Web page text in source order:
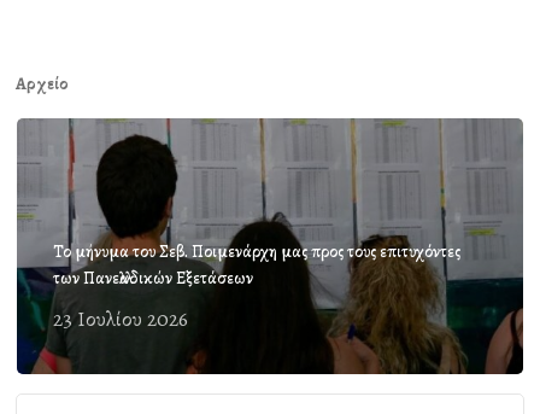
Αρχείο
Το μήνυμα του Σεβ. Ποιμενάρχη μας προς τους επιτυχόντες
των Πανελλαδικών Εξετάσεων
23 Ιουλίου 2026